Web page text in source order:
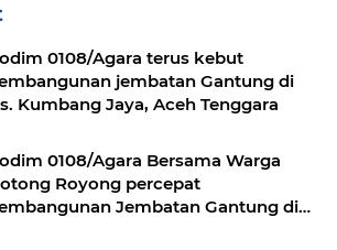
0108/Agara terus kebut
jembatan Gantung di
Kumbang Jaya, Aceh Tenggara
0108/Agara Bersama Warga
Royong percepat
Jembatan Gantung di